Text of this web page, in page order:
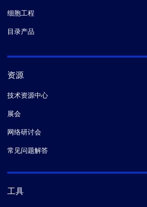
细胞工程
目录产品
资源
技术资源中心
展会
网络研讨会
常见问题解答
工具